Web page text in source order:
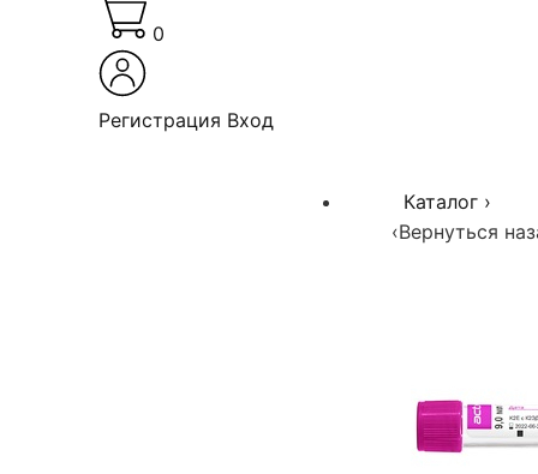
0
Регистрация Вход
Каталог ›
‹Вернуться